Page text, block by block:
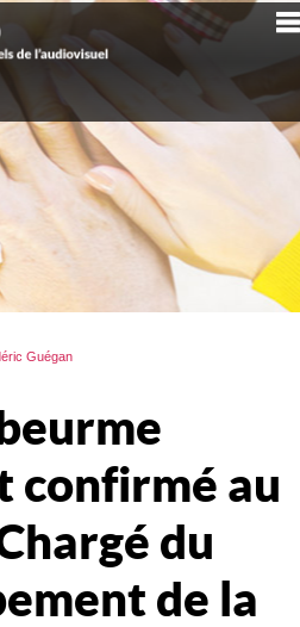
Guégan
confirmé au
du
de la